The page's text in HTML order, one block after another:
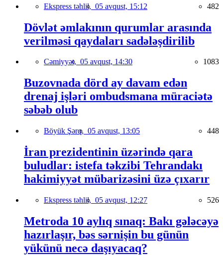
Ekspress təhlil, 05 avqust, 15:12 482
Dövlət əmlakının qurumlar arasında
verilməsi qaydaları sadələşdirilib
Cəmiyyət, 05 avqust, 14:30 1083
Buzovnada dörd ay davam edən
drenaj işləri ombudsmana müraciətə
səbəb olub
Böyük Şərq, 05 avqust, 13:05 448
İran prezidentinin üzərində qara
buludlar: istefa təkzibi Tehrandakı
hakimiyyət mübarizəsini üzə çıxarır
Ekspress təhlil, 05 avqust, 12:27 526
Metroda 10 aylıq sınaq: Bakı gələcəyə
hazırlaşır, bəs sərnişin bu günün
yükünü necə daşıyacaq?